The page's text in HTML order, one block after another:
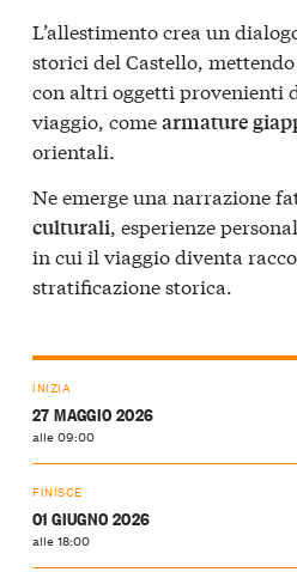
L’allestimento crea un
storici del Castello,
con altri oggetti provenienti
viaggio, comearmature
orientali.
Ne emerge una narrazione
culturali , esperienze
in cui il viaggio diventa
stratificazione storica.
INIZIA
27 MAGGIO 2026
alle 09:00
FINISCE
01 GIUGNO 2026
alle 18:00